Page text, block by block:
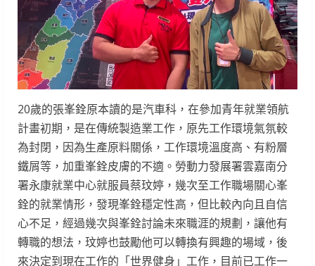
20歲的張峯銓原本讀的是汽車科，在參加青年就業領航
計畫初期，是在傳統製造業工作，原先工作環境氣氛較
為封閉，因為生產原料關係，工作環境溫度高、有粉層
鐵屑等，加重峯銓皮膚的不適。勞動力發展署雲嘉南分
署永康就業中心就服員蔡玟婷，幾次至工作職場關心峯
銓的就業情形，發現峯銓穩定性高，但比較內向且自信
心不足，經過幾次與峯銓討論未來職涯的規劃，讓他有
轉職的想法，玟婷也鼓勵他可以轉換有興趣的場域，後
來決定到現在工作的「世界健身」工作，目前已工作一